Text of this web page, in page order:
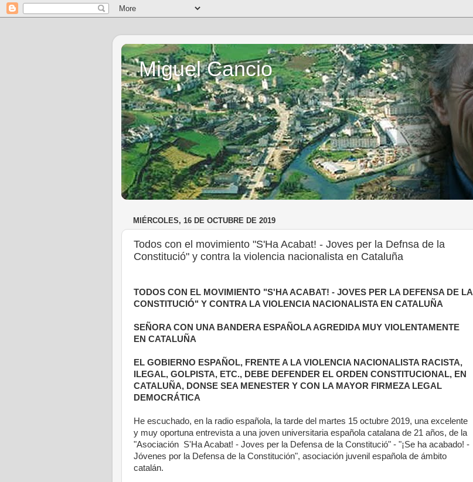
Miguel Cancio
MIÉRCOLES, 16 DE OCTUBRE DE 2019
Todos con el movimiento "S'Ha Acabat! - Joves per la Defnsa de la
Constitució" y contra la violencia nacionalista en Cataluña
TODOS CON EL MOVIMIENTO "S'HA ACABAT! - JOVES PER LA DEFENSA DE LA
CONSTITUCIÓ" Y CONTRA LA VIOLENCIA NACIONALISTA EN CATALUÑA
SEÑORA CON UNA BANDERA ESPAÑOLA AGREDIDA MUY VIOLENTAMENTE
EN CATALUÑA
EL GOBIERNO ESPAÑOL, FRENTE A LA VIOLENCIA NACIONALISTA RACISTA,
ILEGAL, GOLPISTA, ETC., DEBE DEFENDER EL ORDEN CONSTITUCIONAL, EN
CATALUÑA, DONSE SEA MENESTER Y CON LA MAYOR FIRMEZA LEGAL
DEMOCRÁTICA
He escuchado, en la radio española, la tarde del martes 15 octubre 2019, una excelente
y muy oportuna entrevista a una joven universitaria española catalana de 21 años, de la
"Asociación S'Ha Acabat! - Joves per la Defensa de la Constitució" - "¡Se ha acabado! -
Jóvenes por la Defensa de la Constitución", asociación juvenil española de ámbito
catalán.